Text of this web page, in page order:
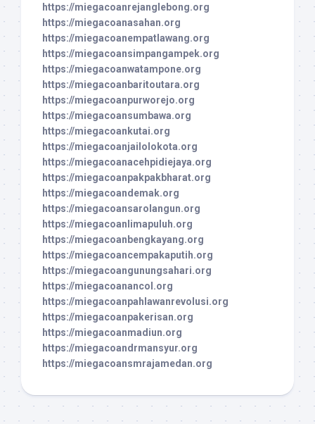
https://miegacoanrejanglebong.org
https://miegacoanasahan.org
https://miegacoanempatlawang.org
https://miegacoansimpangampek.org
https://miegacoanwatampone.org
https://miegacoanbaritoutara.org
https://miegacoanpurworejo.org
https://miegacoansumbawa.org
https://miegacoankutai.org
https://miegacoanjailolokota.org
https://miegacoanacehpidiejaya.org
https://miegacoanpakpakbharat.org
https://miegacoandemak.org
https://miegacoansarolangun.org
https://miegacoanlimapuluh.org
https://miegacoanbengkayang.org
https://miegacoancempakaputih.org
https://miegacoangunungsahari.org
https://miegacoanancol.org
https://miegacoanpahlawanrevolusi.org
https://miegacoanpakerisan.org
https://miegacoanmadiun.org
https://miegacoandrmansyur.org
https://miegacoansmrajamedan.org